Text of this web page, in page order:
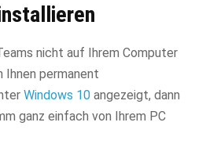
nicht auf Ihrem Computer
Ihnen permanent
Windows 10 angezeigt, dann
ganz einfach von Ihrem PC